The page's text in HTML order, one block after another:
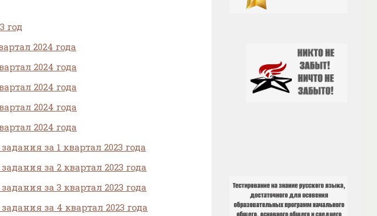
год
2024 года
2024 года
2024 года
2024 года
2024 года
за 1 квартал 2023 года
за 2 квартал 2023 года
за 3 квартал 2023 года
за 4 квартал 2023 года